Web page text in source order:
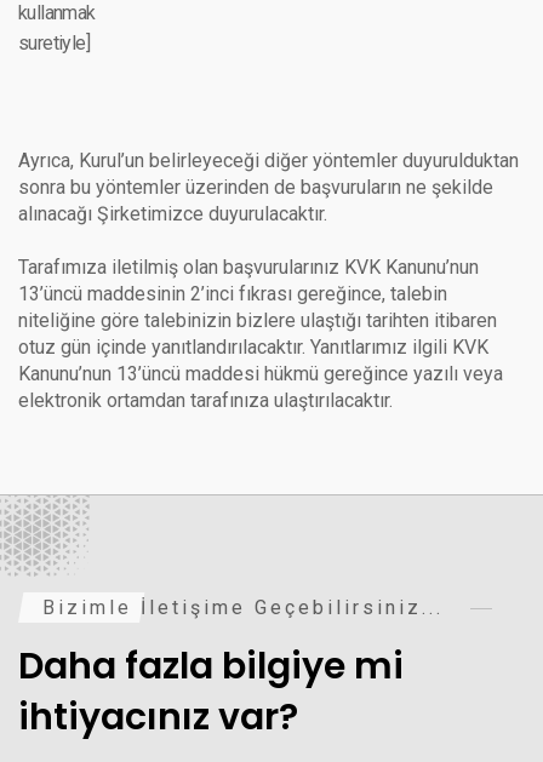
kullanmak
suretiyle]
Ayrıca, Kurul’un belirleyeceği diğer yöntemler duyurulduktan
sonra bu yöntemler üzerinden de başvuruların ne şekilde
alınacağı Şirketimizce duyurulacaktır.
Tarafımıza iletilmiş olan başvurularınız KVK Kanunu’nun
13’üncü maddesinin 2’inci fıkrası gereğince, talebin
niteliğine göre talebinizin bizlere ulaştığı tarihten itibaren
otuz gün içinde yanıtlandırılacaktır. Yanıtlarımız ilgili KVK
Kanunu’nun 13’üncü maddesi hükmü gereğince yazılı veya
elektronik ortamdan tarafınıza ulaştırılacaktır.
Bizimle İletişime Geçebilirsiniz...
Daha fazla bilgiye mi
ihtiyacınız var?